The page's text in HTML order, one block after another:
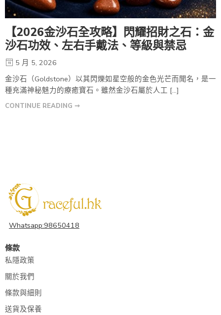
【2026金沙石全攻略】閃耀招財之石：金
沙石功效、左右手戴法、等級與禁忌
5 月 5, 2026
金沙石（Goldstone）以其閃爍如星空般的金色光芒而聞名，是一
種充滿神秘魅力的療癒寶石。雖然金沙石屬於人工 […]
CONTINUE READING ➞
Whatsapp:98650418
條款
私隱政策
關於我們
條款與細則
送貨及保養